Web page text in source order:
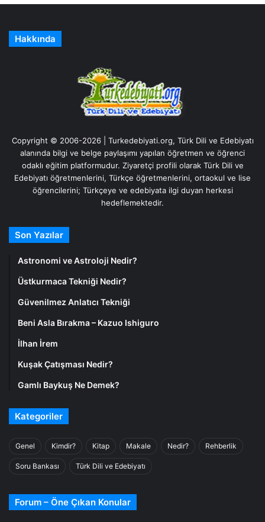
Hakkında
Copyright © 2006-2026 | Turkedebiyati.org, Türk Dili ve Edebiyatı
alanında bilgi ve belge paylaşımı yapılan öğretmen ve öğrenci
odaklı eğitim platformudur. Ziyaretçi profili olarak Türk Dili ve
Edebiyatı öğretmenlerini, Türkçe öğretmenlerini, ortaokul ve lise
öğrencilerini; Türkçeye ve edebiyata ilgi duyan herkesi
hedeflemektedir.
Son Yazılar
Astronomi ve Astroloji Nedir?
Üstkurmaca Tekniği Nedir?
Güvenilmez Anlatıcı Tekniği
Beni Asla Bırakma – Kazuo Ishiguro
İlhan İrem
Kuşak Çatışması Nedir?
Gamlı Baykuş Ne Demek?
Kategoriler
Genel Kimdir? Kitap Makale Nedir? Rehberlik
Soru Bankası Türk Dili ve Edebiyatı
Forum – Öne Çıkan Konular